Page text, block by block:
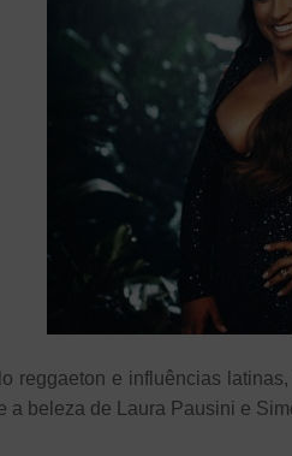
reggaeton e influências
a beleza de Laura Pausini e